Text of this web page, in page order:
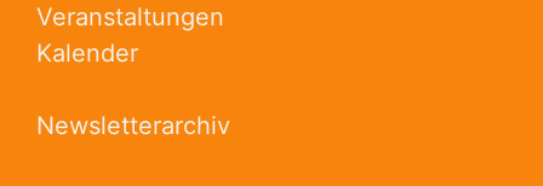
Veranstaltungen
Kalender
Newsletterarchiv